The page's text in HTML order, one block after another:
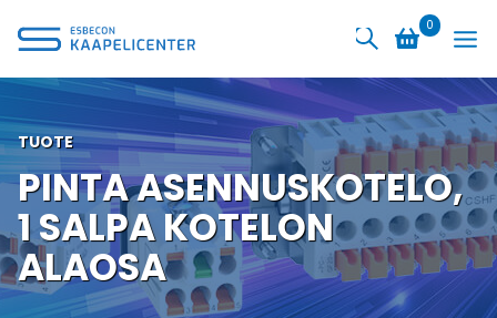
sisältöön
0
TUOTE
PINTA ASENNUSKOTELO,
1 SALPA KOTELON
ALAOSA